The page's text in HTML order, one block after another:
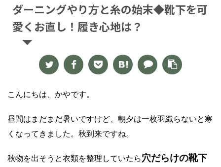
ダーニングやり方と糸の始末◆靴下を可
愛くお直し！履き心地は？
こんにちは、かやです。
昼間はまだまだ暑いですけど、朝夕は一枚羽織らないと寒
くなってきました。秋到来ですね。
秋物を出そうと衣類を整理していたら穴だらけの靴下